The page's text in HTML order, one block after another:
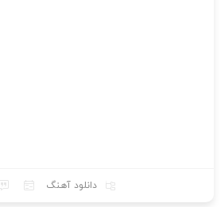
دانلود آهنگ